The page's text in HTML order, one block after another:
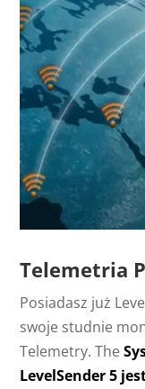
Telemetria
Posiadasz już
swoje studnie
Telemetry. The
LevelSender 5